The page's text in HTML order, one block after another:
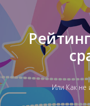
Или Как не